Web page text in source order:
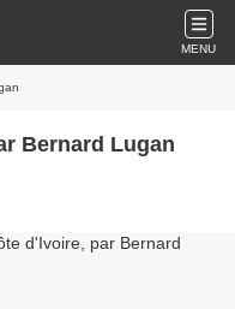
MENU
Bernard Lugan